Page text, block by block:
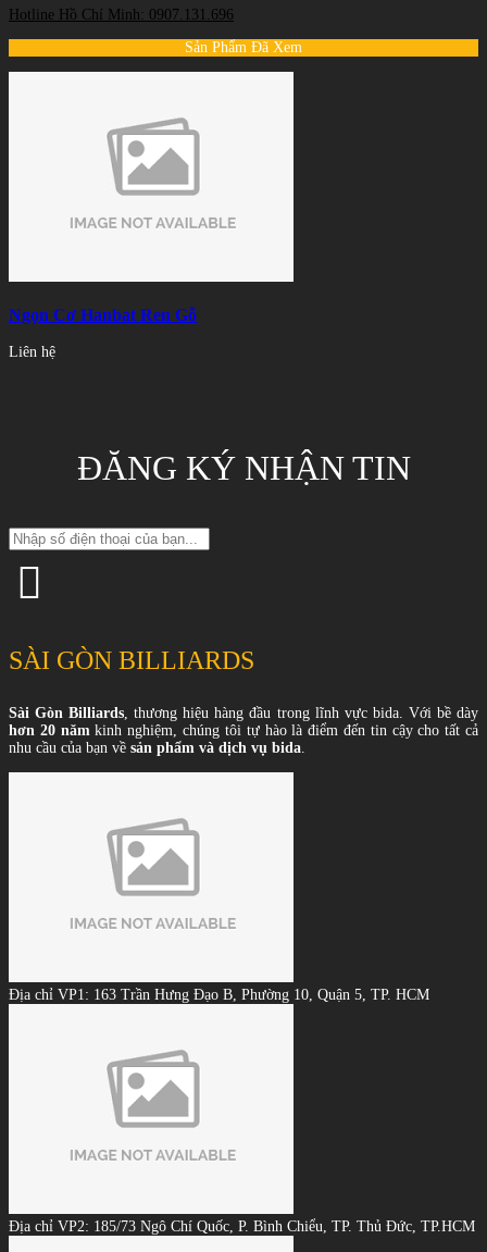
Hotline Hồ Chí Minh: 0907.131.696
Sản Phẩm Đã Xem
Ngọn Cơ Hanbat Ren Gỗ
Liên hệ
ĐĂNG KÝ NHẬN TIN
SÀI GÒN BILLIARDS
Sài Gòn Billiards, thương hiệu hàng đầu trong lĩnh vực bida. Với bề dày
hơn 20 nămkinh nghiệm, chúng tôi tự hào là điểm đến tin cậy cho tất cả
nhu cầu của bạn về sản phẩm và dịch vụ bida.
Địa chỉ VP1: 163 Trần Hưng Đạo B, Phường 10, Quận 5, TP. HCM
Địa chỉ VP2: 185/73 Ngô Chí Quốc, P. Bình Chiểu, TP. Thủ Đức, TP.HCM